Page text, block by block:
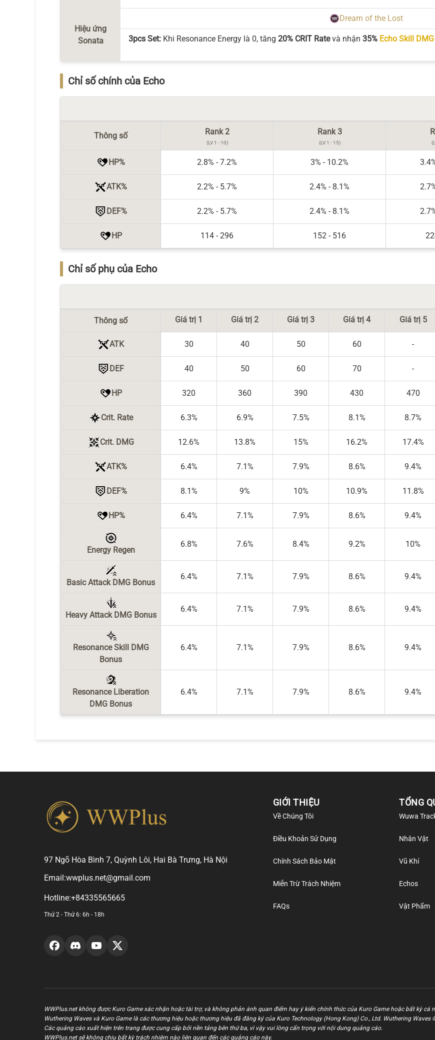
Hiệu ứng
Sonata
Dream of the Lost
3pcs Set: Khi Resonance Energy là 0, tăng 20% CRIT Ratevà nhận 35% Echo Skill
Chỉ số chính của Echo
Thông số Rank 2
(LV 1 - 10)
Rank 3
(LV 1 - 15)
HP% 2.8% - 7.2% 3% - 10.2%
ATK% 2.2% - 5.7% 2.4% - 8.1%
DEF% 2.2% - 5.7% 2.4% - 8.1%
HP 114 - 296 152 - 516
Chỉ số phụ của Echo
Thông số Giá trị 1 Giá trị 2 Giá trị 3 Giá trị 4 Giá trị 5
ATK 30 40 50 60 -
DEF 40 50 60 70 -
HP 320 360 390 430 470
Crit. Rate 6.3% 6.9% 7.5% 8.1% 8.7%
Crit. DMG 12.6% 13.8% 15% 16.2% 17.4%
ATK% 6.4% 7.1% 7.9% 8.6% 9.4%
DEF% 8.1% 9% 10% 10.9% 11.8%
HP% 6.4% 7.1% 7.9% 8.6% 9.4%
Energy Regen
6.8% 7.6% 8.4% 9.2% 10%
Basic Attack DMG Bonus
6.4% 7.1% 7.9% 8.6% 9.4%
Heavy Attack DMG Bonus
6.4% 7.1% 7.9% 8.6% 9.4%
Resonance Skill DMG
Bonus
6.4% 7.1% 7.9% 8.6% 9.4%
Resonance Liberation
DMG Bonus
6.4% 7.1% 7.9% 8.6% 9.4%
97 Ngõ Hòa Bình 7, Quỳnh Lôi, Hai Bà Trưng, Hà Nội
Email:wwplus.net@gmail.com
Hotline:+84335565665
Thứ 2 - Thứ 6: 6h - 18h
GIỚI THIỆU
Về Chúng Tôi
Điều Khoản Sử Dụng
Chính Sách Bảo Mật
Miễn Trừ Trách Nhiệm
FAQs
TỔNG
Wuwa
Nhân Vật
Vũ Khí
Echos
Vật Phẩm
WWPlus.net không được Kuro Game xác nhận hoặc tài trợ, và không phản ánh quan điểm hay ý kiến chính thức của Kuro Game hoặc bất kỳ
Wuthering Waves và Kuro Game là các thương hiệu hoặc thương hiệu đã đăng ký của Kuro Technology (Hong Kong) Co., Ltd. Wuthering Waves
Các quảng cáo xuất hiện trên trang được cung cấp bởi nền tảng bên thứ ba, vì vậy vui lòng cẩn trọng với nội dung quảng cáo.
WWPlus.net sẽ không chịu bất kỳ trách nhiệm nào liên quan đến các quảng cáo này.